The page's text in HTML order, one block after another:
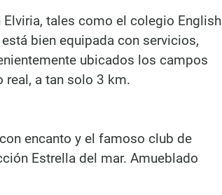
tales como el colegio English
bien equipada con servicios,
ubicados los campos
real, a tan solo 3 km.
encanto y el famoso club de
Estrella del mar. Amueblado